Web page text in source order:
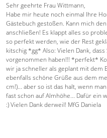
Sehr geehrte Frau Wittmann,
Habe mir heute noch einmal Ihre
Gästebuch gestoßen. Kann mich
anschließen! Es klappt alles so
so perfekt werden, wie der Rest
kitschig *gg* Also: Vielen Dank,
vorgenommen haben!!! *perfekt*
wir ja schneller als geplant mit dem
ebenfalls schöne Grüße aus dem
cm!)... aber so ist das halt, wenn
fast schon auf Almhöhe... Dafür ein
:) Vielen Dank derweil! MfG Daniela